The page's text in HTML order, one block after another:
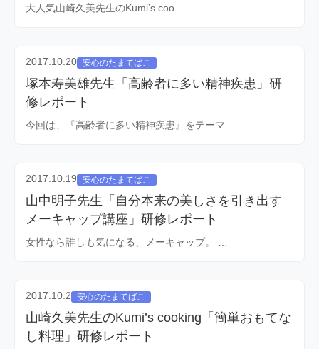
大人気山崎久美先生のKumi’s coo…
2017.10.20 安心のたまてばこ
塚本寿美雄先生「高齢者に多い精神疾患」研
修レポート
今回は、『高齢者に多い精神疾患』をテーマ…
2017.10.19 安心のたまてばこ
山中明子先生「自分本来の美しさを引き出す
メーキャップ講座」研修レポート
女性なら誰しも気になる、メーキャップ。 …
2017.10.2 安心のたまてばこ
山崎久美先生のKumi’s cooking「簡単おもてな
し料理」研修レポート